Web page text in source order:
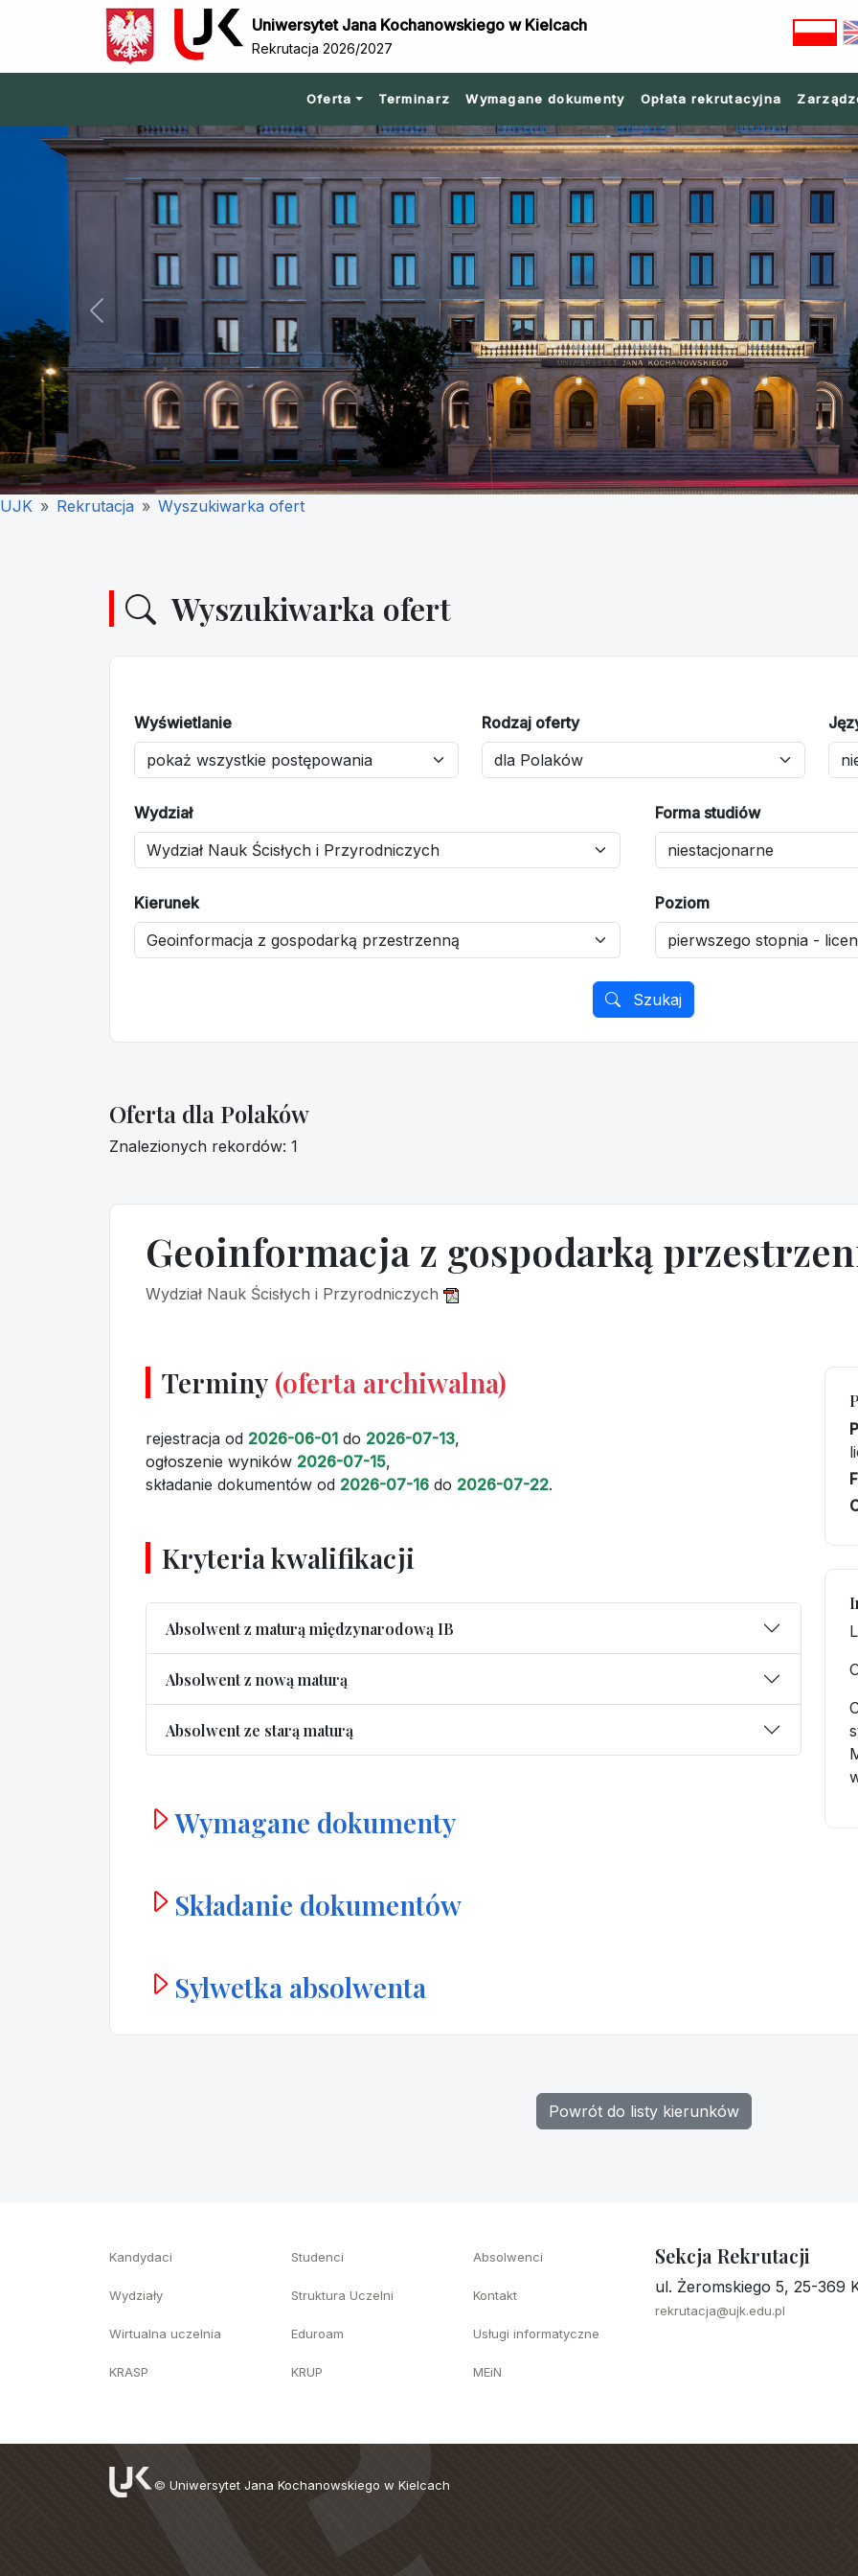
Uniwersytet Jana Kochanowskiego w Kielcach
Rekrutacja 2026/2027
Oferta Terminarz Wymagane dokumenty Opłata rekrutacyjna
Previous
UJK Rekrutacja Wyszukiwarka ofert
Wyszukiwarka ofert
Wyświetlanie Rodzaj oferty
Wydział
Kierunek
Forma studiów
Poziom
Szukaj
Oferta dla Polaków
Znalezionych rekordów: 1
Geoinformacja z gospodarką
Wydział Nauk Ścisłych i Przyrodniczych
Terminy (oferta archiwalna)
rejestracja od 2026-06-01 do 2026-07-13,
ogłoszenie wyników 2026-07-15,
składanie dokumentów od 2026-07-16 do 2026-07-22.
Kryteria kwalifikacji
Absolwent z maturą międzynarodową IB
Absolwent z nową maturą
Absolwent ze starą maturą
Wymagane dokumenty
Składanie dokumentów
Sylwetka absolwenta
Powrót do listy kierunków
Kandydaci
Wydziały
Wirtualna uczelnia
KRASP
Studenci
Struktura Uczelni
Eduroam
KRUP
Absolwenci
Kontakt
Usługi informatyczne
MEiN
Sekcja Rekrutacji
ul. Żeromskiego 5, 25-369
rekrutacja@ujk.edu.pl
© Uniwersytet Jana Kochanowskiego w Kielcach